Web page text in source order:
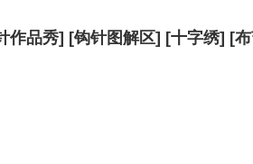
作品秀] [钩针图解区] [十字绣] [